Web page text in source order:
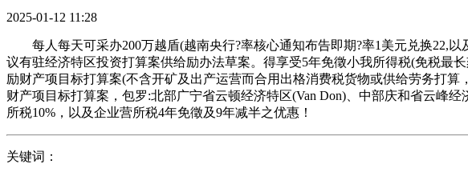
2025-01-12 11:28
每人每天可采办200万越盾(越南央行?率核心通知布告即期?率1美元兑换22,以
议有驻经济特区投资打算案供给励办法草案。得享受5年免徵小我所得税(免税最
励财产项目标打算案(不含开矿及出产运营而合用出格消费税货物或供给劳务打
财产项目标打算案，包罗:北部广宁省云顿经济特区(Van Don)、中部庆和省云峰
所税10%，以及企业营所税4年免徵及9年减半之优惠！
关键词：